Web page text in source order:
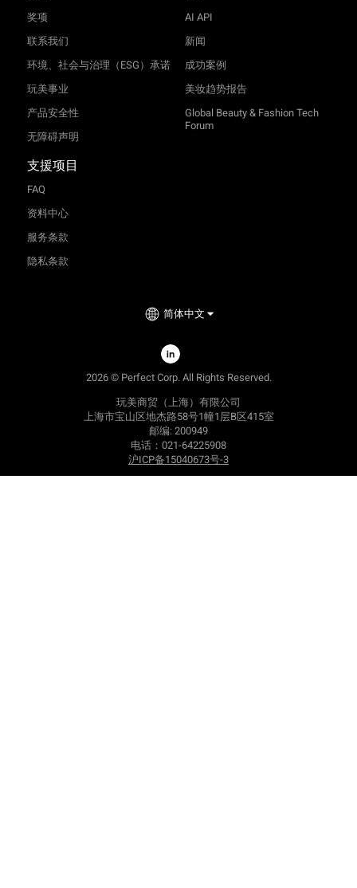
奖项
联系我们
环境、社会与治理（ESG）承诺
玩美事业
产品安全性
无障碍声明
AI API
新闻
成功案例
美妆趋势报告
Global Beauty & Fashion Tech
Forum
支援项目
FAQ
资料中心
服务条款
隐私条款
简体中文
2026 © Perfect Corp. All Rights Reserved.
玩美商贸（上海）有限公司
上海市宝山区地杰路58号1幢1层B区415室
邮编: 200949
电话：021-64225908
沪ICP备15040673号-3